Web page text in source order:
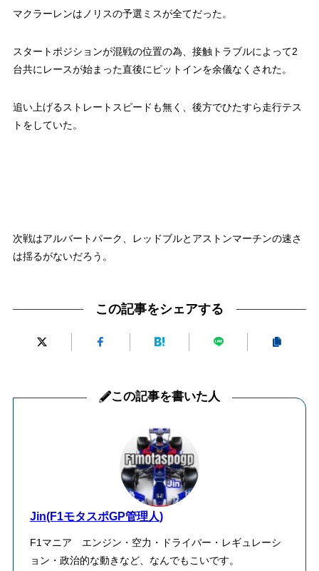
マクラーレンはノリスの予選ミスが全てだった。
スタートポジションが混戦の位置の為、接触トラブルによって2
台共にレースが始まった直後にピットインを余儀なくされた。
追い上げるストレートスピードも無く、後方でひたすら走行テス
トをしていた。
次戦はアルバートパーク、レッドブルとアストンマーチンの速さ
は揺るがないだろう。
この記事をシェアする
この記事を書いた人
Jin(F1モタスポGP管理人)
F1マニア エンジン・空力・ドライバー・レギュレーシ
ョン・政治的な動きなど、なんでもこいです。